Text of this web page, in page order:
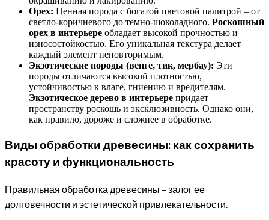
Орех: Ценная порода с богатой цветовой палитрой – от
светло-коричневого до темно-шоколадного. Роскошный
орех в интерьере обладает высокой прочностью и
износостойкостью. Его уникальная текстура делает
каждый элемент неповторимым.
Экзотические породы (венге, тик, мербау): Эти
породы отличаются высокой плотностью,
устойчивостью к влаге, гниению и вредителям.
Экзотическое дерево в интерьере придает
пространству роскошь и эксклюзивность. Однако они,
как правило, дороже и сложнее в обработке.
Виды обработки древесины: как сохранить
красоту и функциональность
Правильная обработка древесины – залог ее
долговечности и эстетической привлекательности.